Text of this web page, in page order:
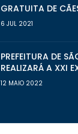
GRATUITA DE
6 JUL 2021
PREFEITURA DE
REALIZARÁ A XXI
12 MAIO 2022